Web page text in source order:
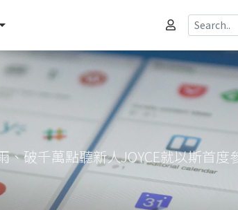
破千萬點聽新人JOYCE就以斯首度